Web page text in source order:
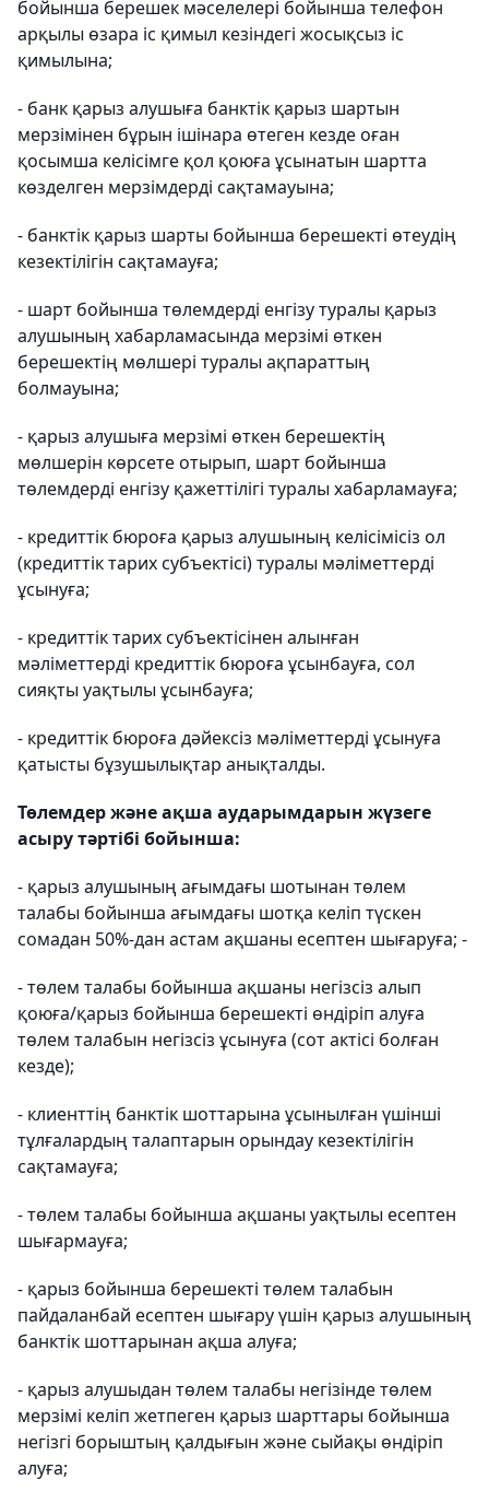
бойынша берешек мәселелері бойынша телефон
арқылы өзара іс қимыл кезіндегі жосықсыз іс
қимылына;
- банк қарыз алушыға банктік қарыз шартын
мерзімінен бұрын ішінара өтеген кезде оған
қосымша келісімге қол қоюға ұсынатын шартта
көзделген мерзімдерді сақтамауына;
- банктік қарыз шарты бойынша берешекті өтеудің
кезектілігін сақтамауға;
- шарт бойынша төлемдерді енгізу туралы қарыз
алушының хабарламасында мерзімі өткен
берешектің мөлшері туралы ақпараттың
болмауына;
- қарыз алушыға мерзімі өткен берешектің
мөлшерін көрсете отырып, шарт бойынша
төлемдерді енгізу қажеттілігі туралы хабарламауға;
- кредиттік бюроға қарыз алушының келісімісіз ол
(кредиттік тарих субъектісі) туралы мәліметтерді
ұсынуға;
- кредиттік тарих субъектісінен алынған
мәліметтерді кредиттік бюроға ұсынбауға, сол
сияқты уақтылы ұсынбауға;
- кредиттік бюроға дәйексіз мәліметтерді ұсынуға
қатысты бұзушылықтар анықталды.
Төлемдер және ақша аударымдарын жүзеге
асыру тәртібі бойынша:
- қарыз алушының ағымдағы шотынан төлем
талабы бойынша ағымдағы шотқа келіп түскен
сомадан 50%-дан астам ақшаны есептен шығаруға; -
- төлем талабы бойынша ақшаны негізсіз алып
қоюға/қарыз бойынша берешекті өндіріп алуға
төлем талабын негізсіз ұсынуға (сот актісі болған
кезде);
- клиенттің банктік шоттарына ұсынылған үшінші
тұлғалардың талаптарын орындау кезектілігін
сақтамауға;
- төлем талабы бойынша ақшаны уақтылы есептен
шығармауға;
- қарыз бойынша берешекті төлем талабын
пайдаланбай есептен шығару үшін қарыз алушының
банктік шоттарынан ақша алуға;
- қарыз алушыдан төлем талабы негізінде төлем
мерзімі келіп жетпеген қарыз шарттары бойынша
негізгі борыштың қалдығын және сыйақы өндіріп
алуға;